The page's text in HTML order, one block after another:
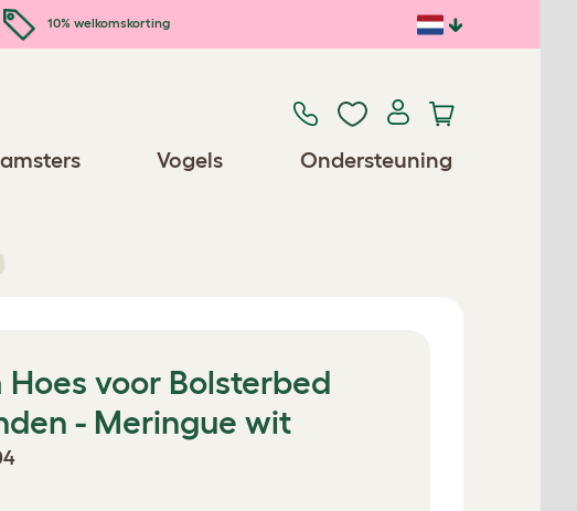
10% welkomskorting
Vogels Ondersteuning
Hoes voor Bolsterbed
- Meringue wit